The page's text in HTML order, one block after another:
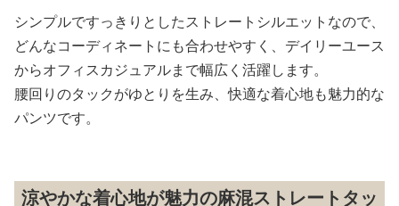
シンプルですっきりとしたストレートシルエットなので、
どんなコーディネートにも合わせやすく、デイリーユース
からオフィスカジュアルまで幅広く活躍します。
腰回りのタックがゆとりを生み、快適な着心地も魅力的な
パンツです。
涼やかな着心地が魅力の麻混ストレートタッ